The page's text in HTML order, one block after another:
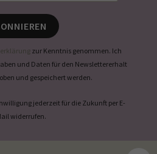
zur Kenntnis genommen. Ich
und Daten für den Newslettererhalt
und gespeichert werden.
jederzeit für die Zukunft per E-
widerrufen.